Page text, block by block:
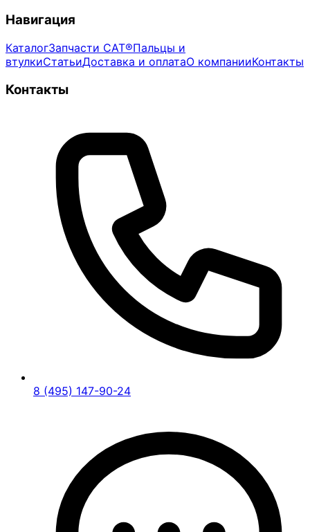
Навигация
КаталогЗапчасти CAT®Пальцы и
втулкиСтатьиДоставка и оплатаО компанииКонтакты
Контакты
8 (495) 147-90-24